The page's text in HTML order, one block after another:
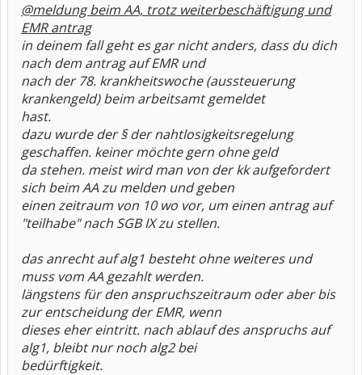
@meldung beim AA, trotz weiterbeschäftigung und
EMR antrag
in deinem fall geht es gar nicht anders, dass du dich
nach dem antrag auf EMR und
nach der 78. krankheitswoche (aussteuerung
krankengeld) beim arbeitsamt gemeldet
hast.
dazu wurde der § der nahtlosigkeitsregelung
geschaffen. keiner möchte gern ohne geld
da stehen. meist wird man von der kk aufgefordert
sich beim AA zu melden und geben
einen zeitraum von 10 wo vor, um einen antrag auf
"teilhabe" nach SGB IX zu stellen.
das anrecht auf alg1 besteht ohne weiteres und
muss vom AA gezahlt werden.
längstens für den anspruchszeitraum oder aber bis
zur entscheidung der EMR, wenn
dieses eher eintritt. nach ablauf des anspruchs auf
alg1, bleibt nur noch alg2 bei
bedürftigkeit.